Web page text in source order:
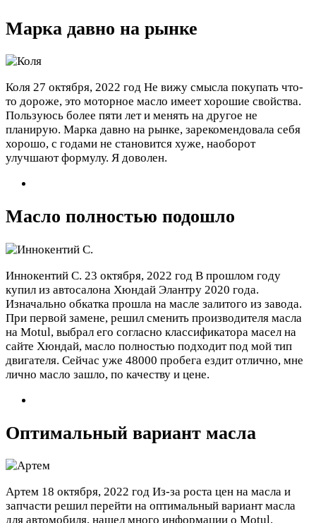
Марка давно на рынке
Коля 27 октября, 2022 год Не вижу смысла покупать что-
то дороже, это моторное масло имеет хорошие свойства.
Пользуюсь более пяти лет и менять на другое не
планирую. Марка давно на рынке, зарекомендовала себя
хорошо, с годами не становится хуже, наоборот
улучшают формулу. Я доволен.
Масло полностью подошло
Иннокентий С. 23 октября, 2022 год В прошлом году
купил из автосалона Хюндай Элантру 2020 года.
Изначально обкатка прошла на масле залитого из завода.
При первой замене, решил сменить производителя масла
на Motul, выбрал его согласно классификатора масел на
сайте Хюндай, масло полностью подходит под мой тип
двигателя. Сейчас уже 48000 пробега ездит отлично, мне
лично масло зашло, по качеству и цене.
Оптимальный вариант масла
Артем 18 октября, 2022 год Из-за роста цен на масла и
запчасти решил перейти на оптимальный вариант масла
для автомобиля, нашел много информации о Motul.